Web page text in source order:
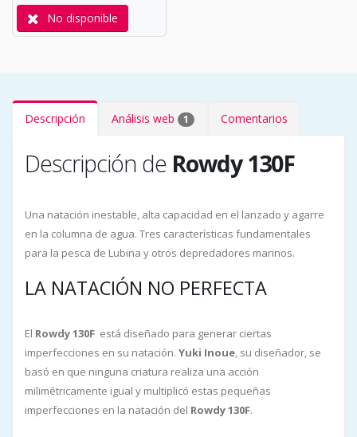
No disponible
Descripción Análisis web 1 Comentarios
Descripción de Rowdy 130F
Una natación inestable, alta capacidad en el lanzado y agarre
en la columna de agua. Tres características fundamentales
para la pesca de Lubina y otros depredadores marinos.
LA NATACIÓN NO PERFECTA
El Rowdy 130F está diseñado para generar ciertas
imperfecciones en su natación. Yuki Inoue, su diseñador, se
basó en que ninguna criatura realiza una acción
milimétricamente igual y multiplicó estas pequeñas
imperfecciones en la natación del Rowdy 130F.